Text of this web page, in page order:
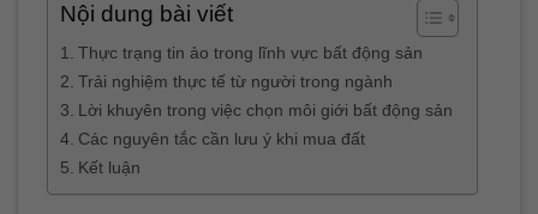
Nội dung bài viết
Thực trạng tin ảo trong lĩnh vực bất động sản
Trải nghiệm thực tế từ người trong ngành
Lời khuyên trong việc chọn môi giới bất động sản
Các nguyên tắc cần lưu ý khi mua đất
Kết luận